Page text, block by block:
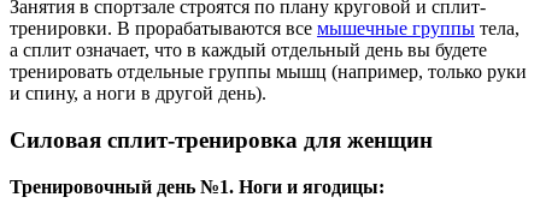
Занятия в спортзале строятся по плану круговой и сплит-
тренировки. В прорабатываются все мышечные группы тела,
а сплит означает, что в каждый отдельный день вы будете
тренировать отдельные группы мышц (например, только руки
и спину, а ноги в другой день).
Силовая сплит-тренировка для женщин
Тренировочный день №1. Ноги и ягодицы: